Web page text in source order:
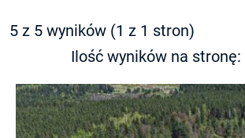
5 z 5 wyników (1 z 1 stron)
Ilość wyników na stronę: